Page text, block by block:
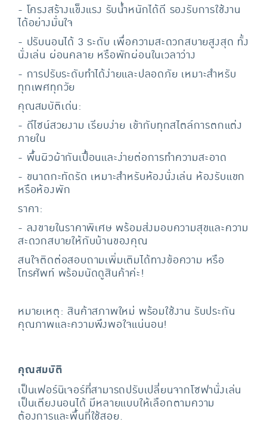
- โครงสร้างแข็งแรง รับน้ำหนักได้ดี รองรับการใช้งาน
ได้อย่างมั่นใจ
- ปรับนอนได้ 3 ระดับ เพื่อความสะดวกสบายสูงสุด ทั้ง
นั่งเล่น ผ่อนคลาย หรือพักผ่อนในเวลาว่าง
- การปรับระดับทำได้ง่ายและปลอดภัย เหมาะสำหรับ
ทุกเพศทุกวัย
คุณสมบัติเด่น:
- ดีไซน์สวยงาม เรียบง่าย เข้ากับทุกสไตล์การตกแต่ง
ภายใน
- พื้นผิวผ้ากันเปื้อนและง่ายต่อการทำความสะอาด
- ขนาดกะทัดรัด เหมาะสำหรับห้องนั่งเล่น ห้องรับแขก
หรือห้องพัก
ราคา:
- ลงขายในราคาพิเศษ พร้อมส่งมอบความสุขและความ
สะดวกสบายให้กับบ้านของคุณ
สนใจติดต่อสอบถามเพิ่มเติมได้ทางข้อความ หรือ
โทรศัพท์ พร้อมนัดดูสินค้าค่ะ!
หมายเหตุ: สินค้าสภาพใหม่ พร้อมใช้งาน รับประกัน
คุณภาพและความพึงพอใจแน่นอน!
คุณสมบัติ
เป็นเฟอร์นิเจอร์ที่สามารถปรับเปลี่ยนจากโซฟานั่งเล่น
เป็นเตียงนอนได้ มีหลายแบบให้เลือกตามความ
ต้องการและพื้นที่ใช้สอย.